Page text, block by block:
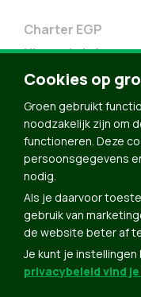
Charter EGP
Nieuwsbrief
Doe Mee
Contact
Groen in je buurt
Meldpunt
Word lid
Agenda
Bekijk kalender
Verleng je
Programma
Cookies op
Groen gebruikt
noodzakelijk zijn om
functioneren. Deze
persoonsgegevens
nodig.
Als je daarvoor
gebruik van
de website beter af
Je kunt je
privacybeleid vind